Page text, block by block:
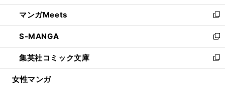
開
く
ウ
で
開
く
ン
ド
ウ
で
開
く
ウ
ィ
ン
ド
ウ
で
開
し
い
ウ
ィ
ン
ド
ウ
マンガMeets
新
し
い
ウ
ィ
ン
S-MANGA
新
し
い
ウ
集英社コミック文庫
新
し
女性マンガ